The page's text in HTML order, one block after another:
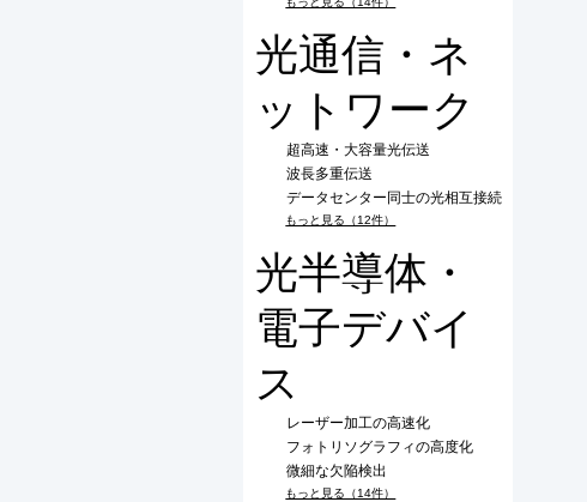
光通信・ネ
ットワーク
超高速・大容量光伝送
波長多重伝送
データセンター同士の光相互接続
もっと見る（12件）
光半導体・
電子デバイ
ス
レーザー加工の高速化
フォトリソグラフィの高度化
微細な欠陥検出
もっと見る（14件）